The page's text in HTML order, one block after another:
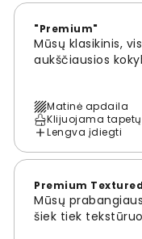
"Premium"
Mūsų klasikinis,
aukščiausios
Matinė apdaila
Klijuojama
Lengva įdiegti
Premium Textured
Mūsų
šiek tiek